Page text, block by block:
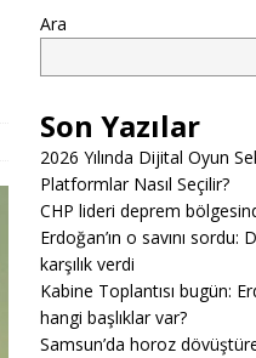
Ara
Son Yazılar
2026 Yılında Dijital Oyun
Platformlar Nasıl Seçilir?
CHP lideri deprem
Erdoğan’ın o savını
karşılık verdi
Kabine Toplantısı bugün:
hangi başlıklar var?
Samsun’da horoz